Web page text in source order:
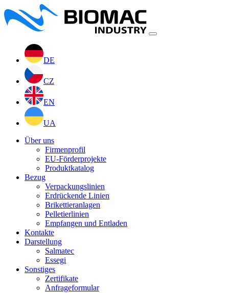
DE
CZ
EN
UA
Über uns
Firmenprofil
EU-Förderprojekte
Produktkatalog
Bezug
Verpackungslinien
Erdrückende Linien
Brikettieranlagen
Pelletierlinien
Empfangen und Entladen
Kontakte
Darstellung
Salmatec
Essegi
Sonstiges
Zertifikate
Anfrageformular